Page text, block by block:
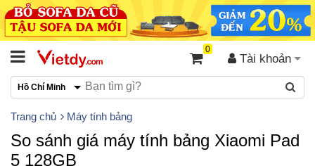
Tài khoản
0
Hồ Chí Minh
Trang chủ Máy tính bảng
So sánh giá máy tính bảng Xiaomi Pad
5 128GB